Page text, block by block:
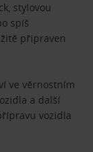
stylovou
spíš
připraven
ve věrnostním
a další
vozidla